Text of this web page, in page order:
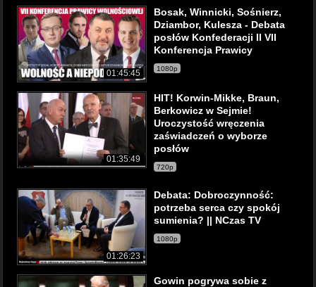
01:45:45
Bosak, Winnicki, Sośnierz,
Dziambor, Kulesza - Debata
posłów Konfederacji II VII
Konferencja Prawicy
1080p
01:35:49
HIT! Korwin-Mikke, Braun,
Berkowicz w Sejmie!
Uroczystość wręczenia
zaświadczeń o wyborze
posłów
720p
01:26:23
Debata: Dobroczynność:
potrzeba serca czy spokój
sumienia? || NCzas TV
1080p
Gowin pogrywa sobie z